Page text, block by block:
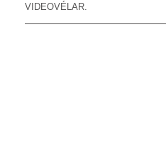
VIDEOVÉLAR.